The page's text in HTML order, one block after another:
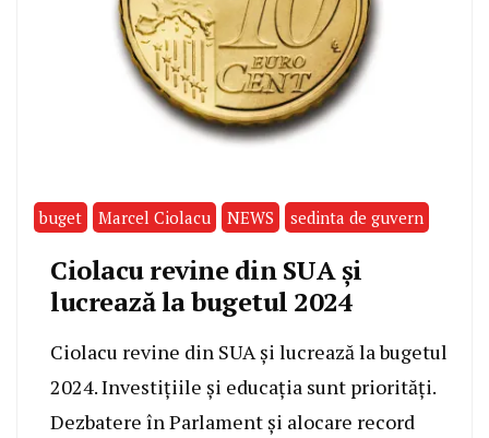
buget Marcel Ciolacu NEWS sedinta de guvern
Ciolacu revine din SUA și
lucrează la bugetul 2024
Ciolacu revine din SUA și lucrează la bugetul
2024. Investițiile și educația sunt priorități.
Dezbatere în Parlament și alocare record